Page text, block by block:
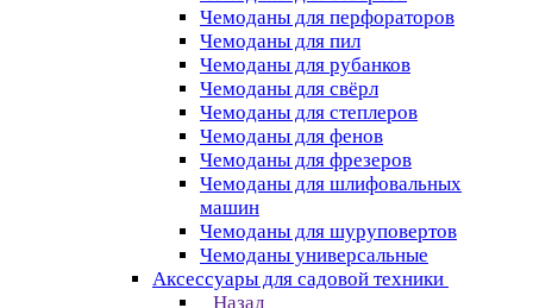
Чемоданы для перфораторов
Чемоданы для пил
Чемоданы для рубанков
Чемоданы для свёрл
Чемоданы для степлеров
Чемоданы для фенов
Чемоданы для фрезеров
Чемоданы для шлифовальных
машин
Чемоданы для шуруповертов
Чемоданы универсальные
Аксессуары для садовой техники
Назад